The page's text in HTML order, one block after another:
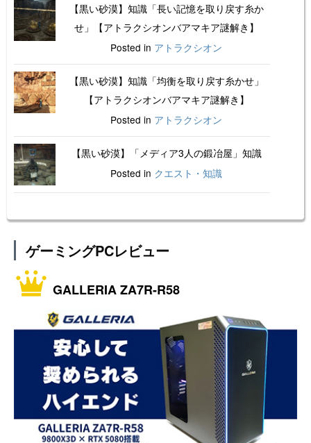
【黒い砂漠】知識「長い記憶を取り戻す糸か
せ」【アトラクシオンバアマキア謎解き】
Posted in アトラクシオン
【黒い砂漠】知識「均衡を取り戻す糸かせ」
【アトラクシオンバアマキア謎解き】
Posted in アトラクシオン
【黒い砂漠】「メディア3人の鍛冶屋」知識
Posted in クエスト・知識
ゲーミングPCレビュー
GALLERIA ZA7R-R58